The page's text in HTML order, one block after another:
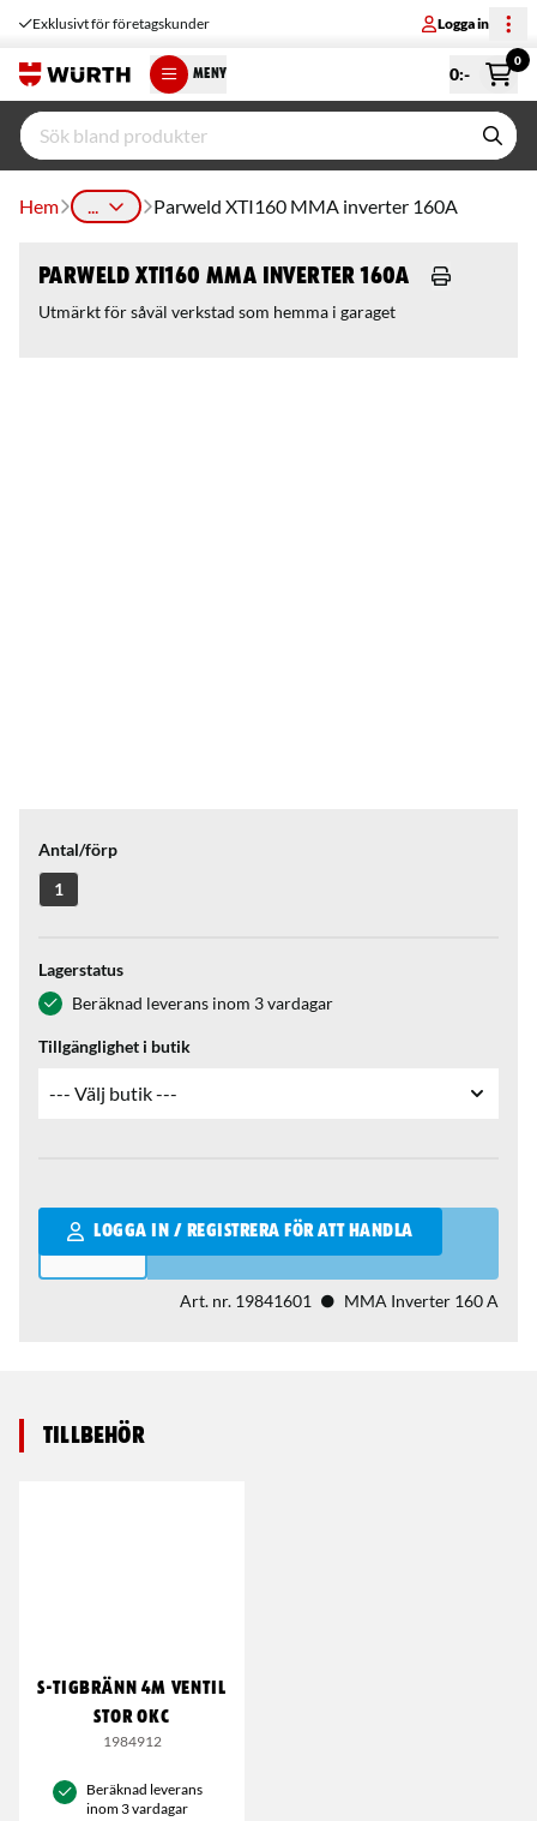
Exklusivt för företagskunder Logga in
MENY 0:-
0
Hem ... Parweld XTI160 MMA inverter 160A
Parweld XTI160 MMA inverter 160A
Utmärkt för såväl verkstad som hemma i garaget
Antal/förp
1
Lagerstatus
Beräknad leverans inom 3 vardagar
Tillgänglighet i butik
LOGGA IN / REGISTRERA FÖR ATT HANDLA
Qantity
Art. nr. 19841601 MMA Inverter 160 A
Tillbehör
S-Tigbränn 4m Ventil
stor OKC
1984912
Beräknad leverans
inom 3 vardagar